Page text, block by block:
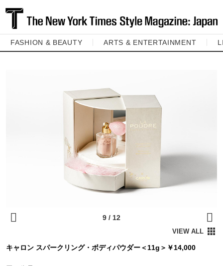
FASHION & BEAUTY ARTS & ENTERTAINMENT
キャロン スパークリング・ボディパウダー＜11g＞￥14,000